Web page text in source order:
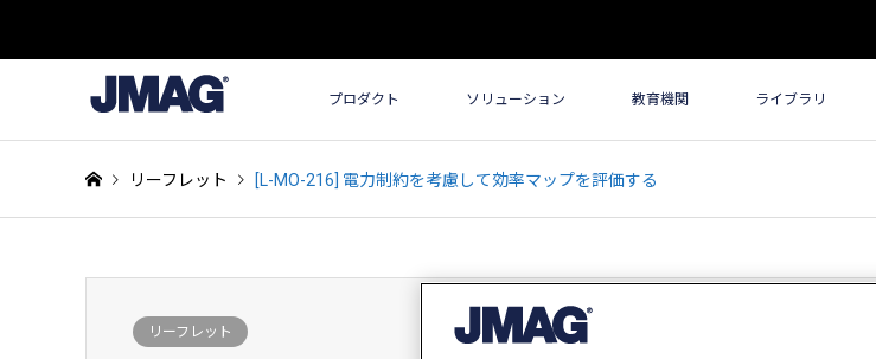
プロダクト ソリューション 教育機関 ライブラリ
リーフレット [L-MO-216] 電力制約を考慮して効率マップを評価する
リーフレット